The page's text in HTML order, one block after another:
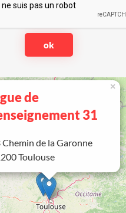
de
31
Chemin de la Garonne
Toulouse
×